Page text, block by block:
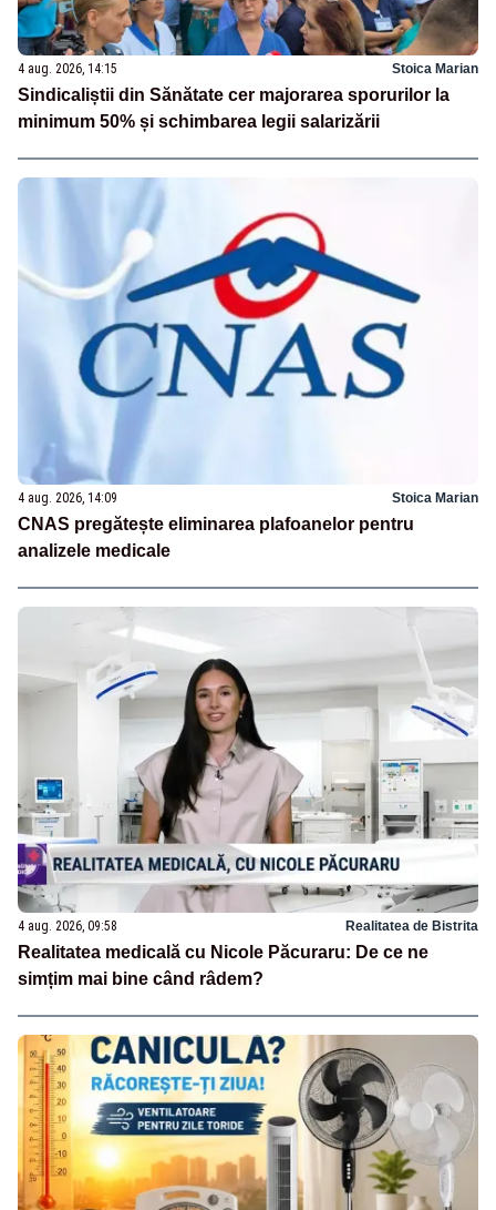
4 aug. 2026, 14:15 Stoica Marian
Sindicaliștii din Sănătate cer majorarea sporurilor la
minimum 50% și schimbarea legii salarizării
4 aug. 2026, 14:09 Stoica Marian
CNAS pregătește eliminarea plafoanelor pentru
analizele medicale
4 aug. 2026, 09:58 Realitatea de Bistrita
Realitatea medicală cu Nicole Păcuraru: De ce ne
simțim mai bine când râdem?